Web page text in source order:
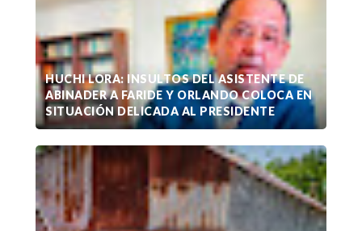
HUCHI LORA: INSULTOS DEL ASISTENTE DE
ABINADER A FARIDE Y ORLANDO COLOCA EN
SITUACIÓN DELICADA AL PRESIDENTE